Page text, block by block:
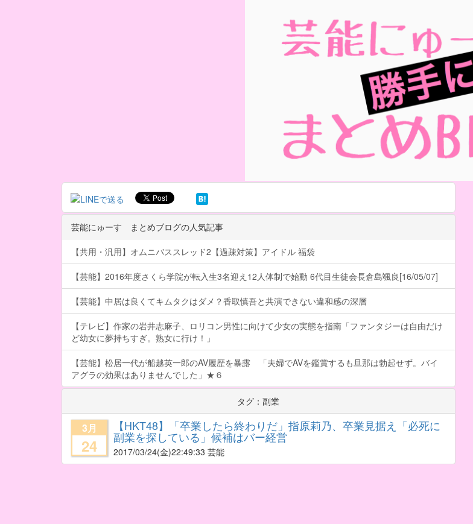
芸能にゅーす まとめブログの人気記事
【共用・汎用】オムニバススレッド2【過疎対策】アイドル 福袋
【芸能】2016年度さくら学院が転入生3名迎え12人体制で始動 6代目生徒会長倉島颯良[16/05/07]
【芸能】中居は良くてキムタクはダメ？香取慎吾と共演できない違和感の深層
【テレビ】作家の岩井志麻子、ロリコン男性に向けて少女の実態を指南「ファンタジーは自由だけ
ど幼女に夢持ちすぎ。熟女に行け！」
【芸能】松居一代が船越英一郎のAV履歴を暴露 「夫婦でAVを鑑賞するも旦那は勃起せず。バイ
アグラの効果はありませんでした」★６
タグ：副業
3月
24
【HKT48】「卒業したら終わりだ」指原莉乃、卒業見据え「必死に
副業を探している」候補はバー経営
2017/03/24(金)22:49:33 芸能